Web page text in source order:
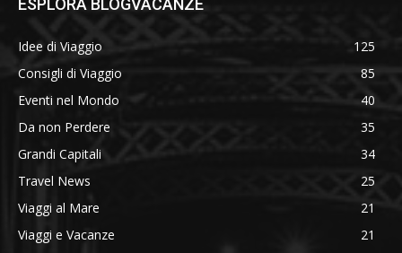
ESPLORA BLOGVACANZE
Idee di Viaggio
125
Consigli di Viaggio
85
Eventi nel Mondo
40
Da non Perdere
35
Grandi Capitali
34
Travel News
25
Viaggi al Mare
21
Viaggi e Vacanze
21